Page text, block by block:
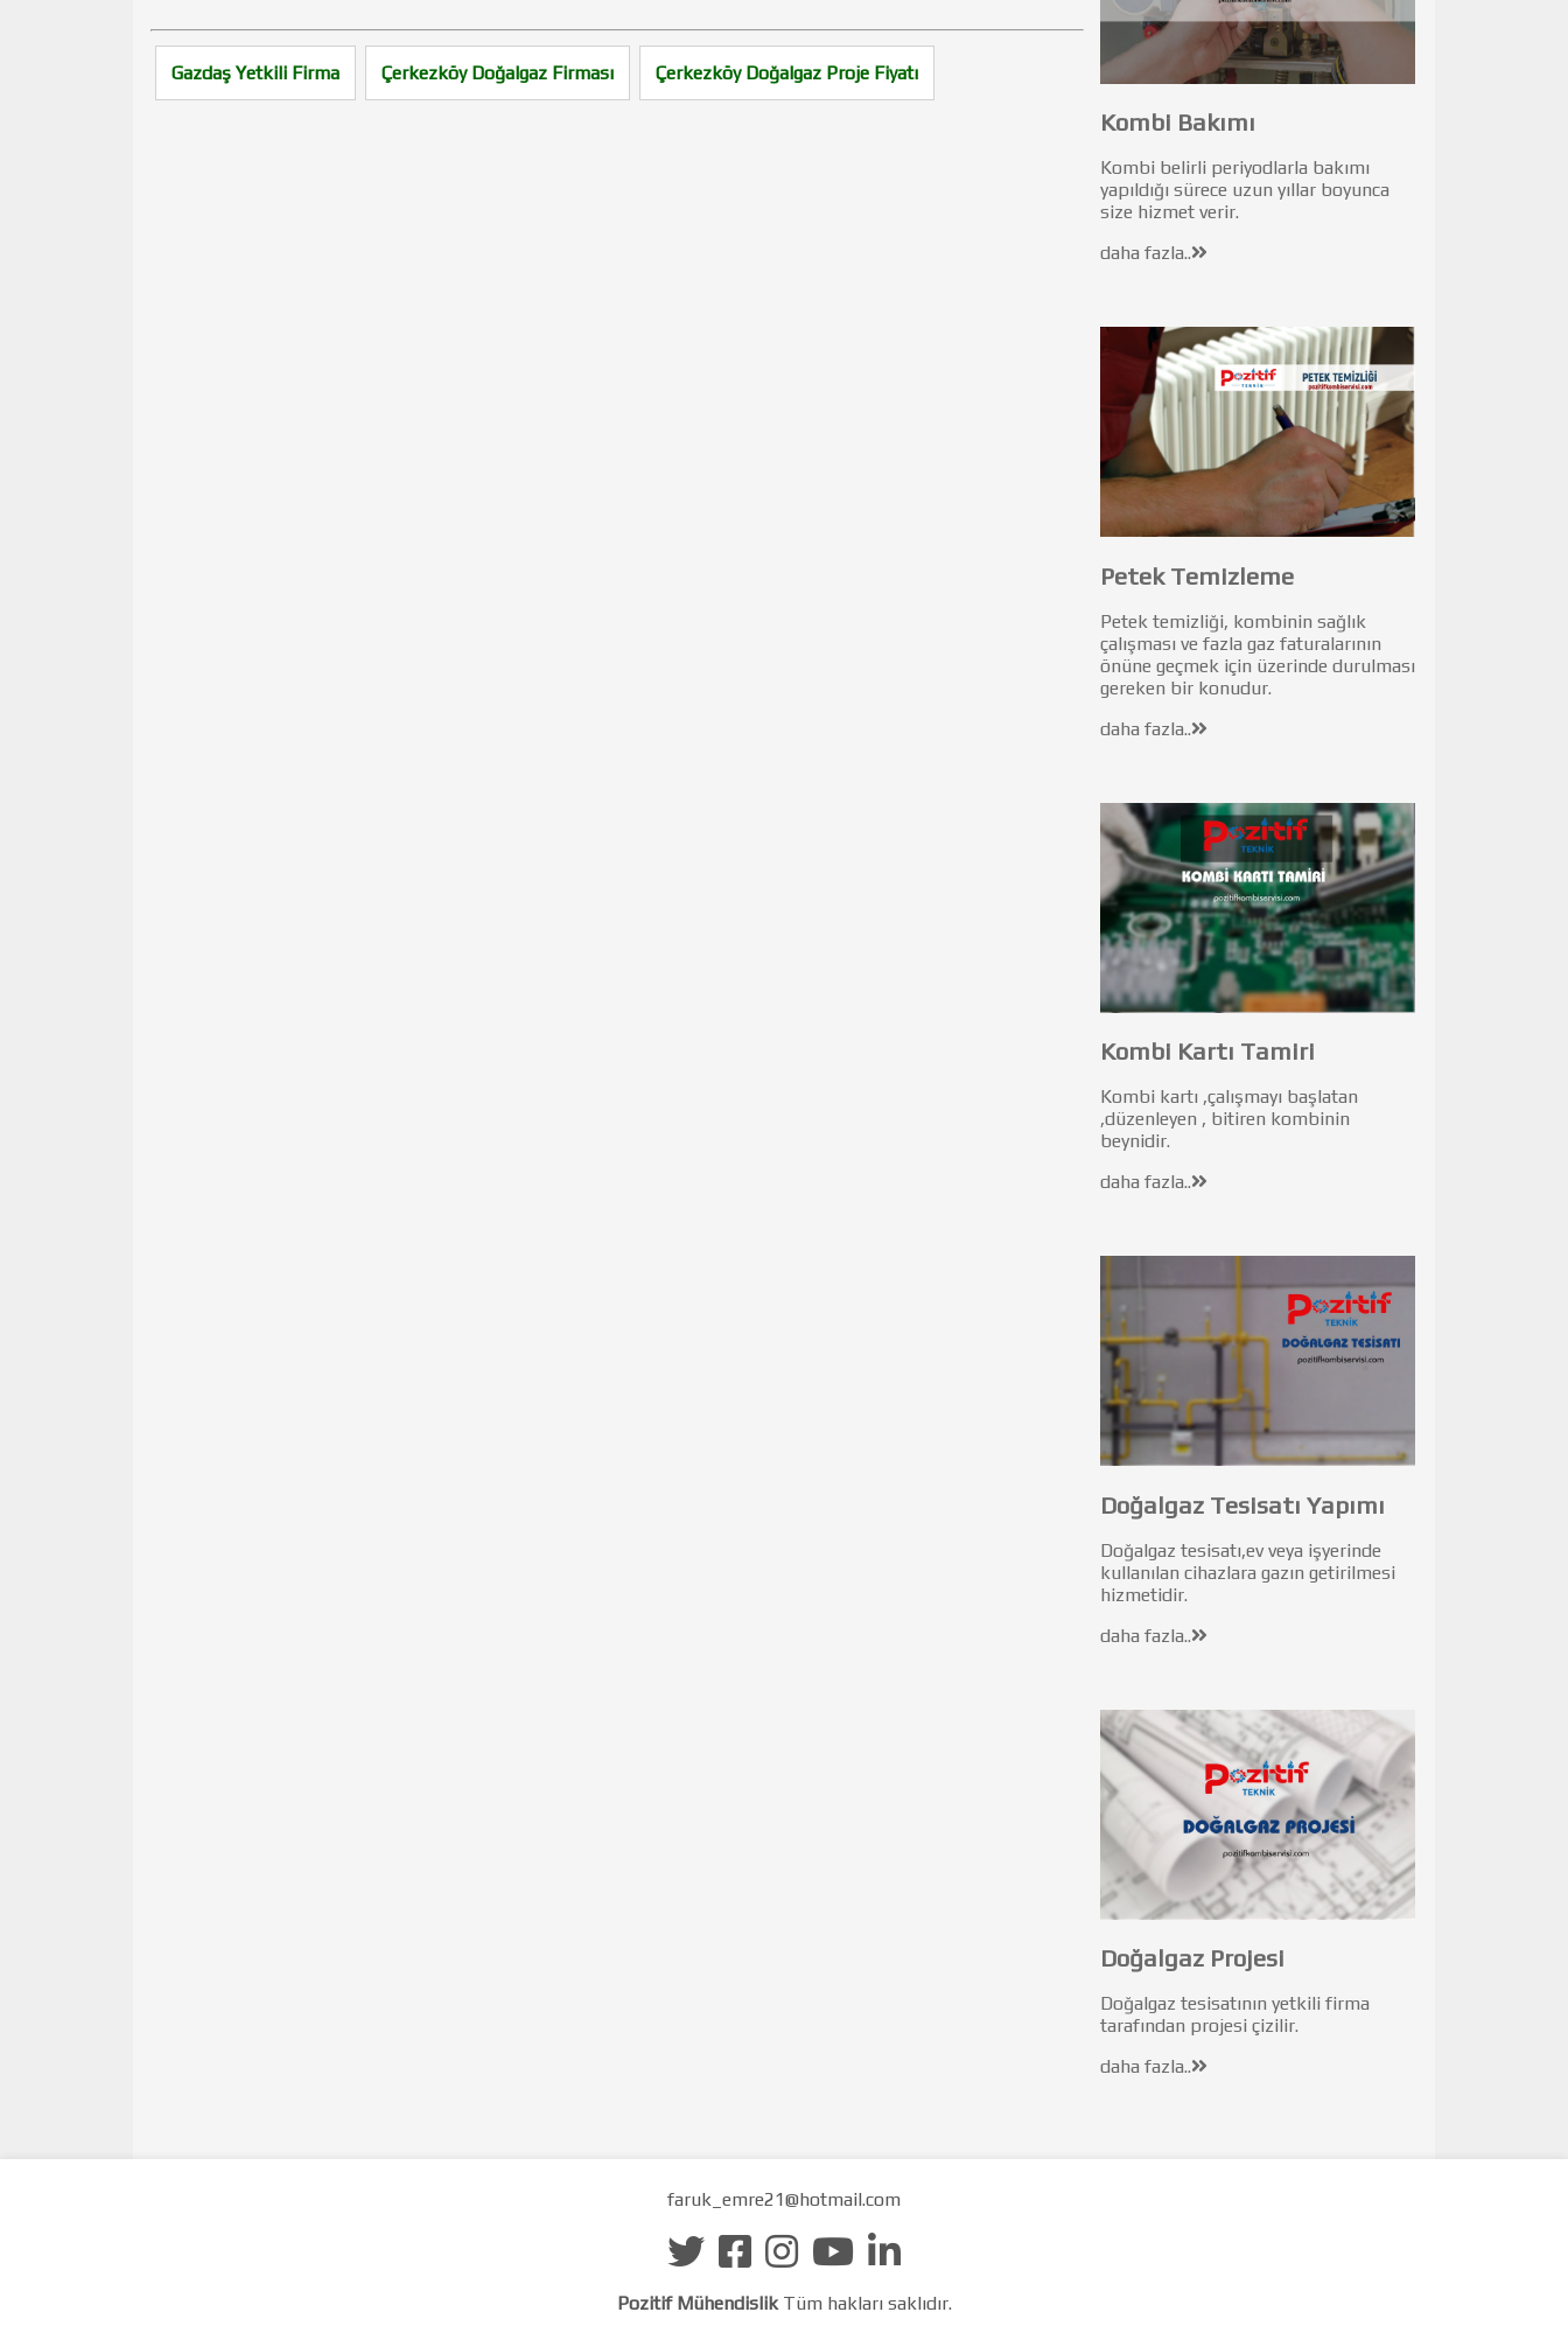
Gazdaş Yetkili Firma Çerkezköy Doğalgaz Firması Çerkezköy Doğalgaz Proje Fiyatı
Kombi Bakımı
Kombi belirli periyodlarla bakımı
yapıldığı sürece uzun yıllar boyunca
size hizmet verir.
daha fazla..
Petek Temizleme
Petek temizliği, kombinin sağlık
çalışması ve fazla gaz faturalarının
önüne geçmek için üzerinde durulması
gereken bir konudur.
daha fazla..
Kombi Kartı Tamiri
Kombi kartı ,çalışmayı başlatan
,düzenleyen , bitiren kombinin
beynidir.
daha fazla..
Doğalgaz Tesisatı Yapımı
Doğalgaz tesisatı,ev veya işyerinde
kullanılan cihazlara gazın getirilmesi
hizmetidir.
daha fazla..
Doğalgaz Projesi
Doğalgaz tesisatının yetkili firma
tarafından projesi çizilir.
daha fazla..
faruk_emre21@hotmail.com
Pozitif MühendislikTüm hakları saklıdır.